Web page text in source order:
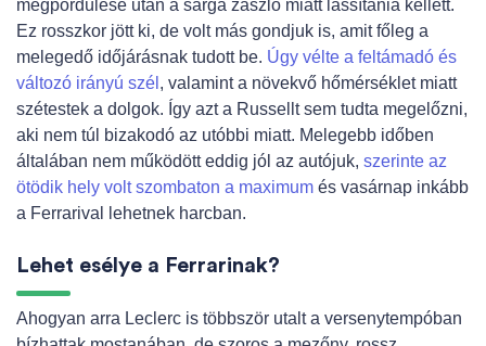
megpördülése után a sárga zászló miatt lassítania kellett.
Ez rosszkor jött ki, de volt más gondjuk is, amit főleg a
melegedő időjárásnak tudott be. Úgy vélte a feltámadó és
változó irányú szél , valamint a növekvő hőmérséklet miatt
szétestek a dolgok. Így azt a Russellt sem tudta megelőzni,
aki nem túl bizakodó az utóbbi miatt. Melegebb időben
általában nem működött eddig jól az autójuk, szerinte az
ötödik hely volt szombaton a maximum és vasárnap inkább
a Ferrarival lehetnek harcban.
Lehet esélye a Ferrarinak?
Ahogyan arra Leclerc is többször utalt a versenytempóban